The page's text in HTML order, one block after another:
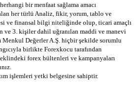
bir menfaat sağlama amacı
her türlü Analiz, fikir, yorum, tablo ve
ve finansal bilgi niteliğinde olup, ticari amaçlı
ve 3. kişiler dahil uğranılan maddi ve manevi
Menkul Değerler A.Ş. hiçbir şekilde sorumlu
birlikte Forexkocu tarafından
forex bültenleri ve kampanyaları
işlemleri yetki belgesine sahiptir.